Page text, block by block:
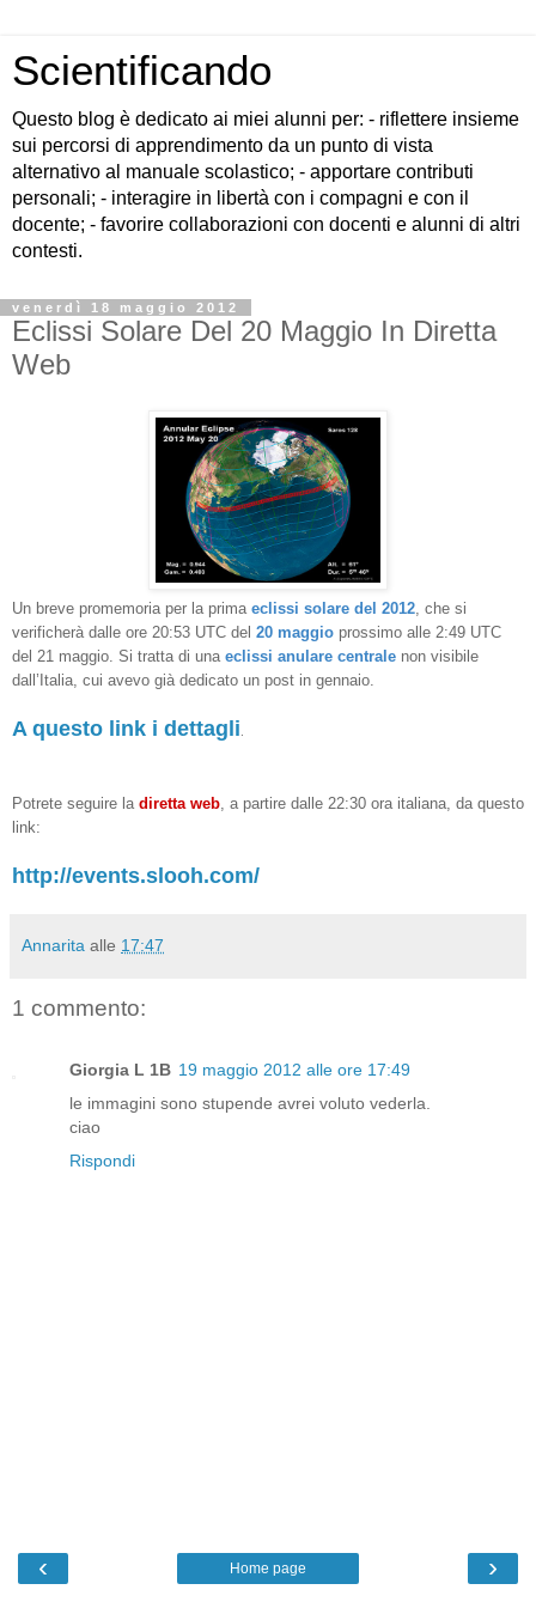
Scientificando
Questo blog è dedicato ai miei alunni per: - riflettere insieme
sui percorsi di apprendimento da un punto di vista
alternativo al manuale scolastico; - apportare contributi
personali; - interagire in libertà con i compagni e con il
docente; - favorire collaborazioni con docenti e alunni di altri
contesti.
venerdì 18 maggio 2012
Eclissi Solare Del 20 Maggio In Diretta
Web
Un breve promemoria per la prima eclissi solare del 2012 , che si
verificherà dalle ore 20:53 UTC del 20 maggio prossimo alle 2:49 UTC
del 21 maggio. Si tratta di una eclissi anulare centrale non visibile
dall’Italia, cui avevo già dedicato un post in gennaio.
A questo link i dettagli
Potrete seguire la diretta web , a partire dalle 22:30 ora italiana, da questo
link:
http://events.slooh.com/
Annarita alle 17:47
1 commento:
Giorgia L 1B 19 maggio 2012 alle ore 17:49
le immagini sono stupende avrei voluto vederla.
ciao
Rispondi
‹ ›
Home page